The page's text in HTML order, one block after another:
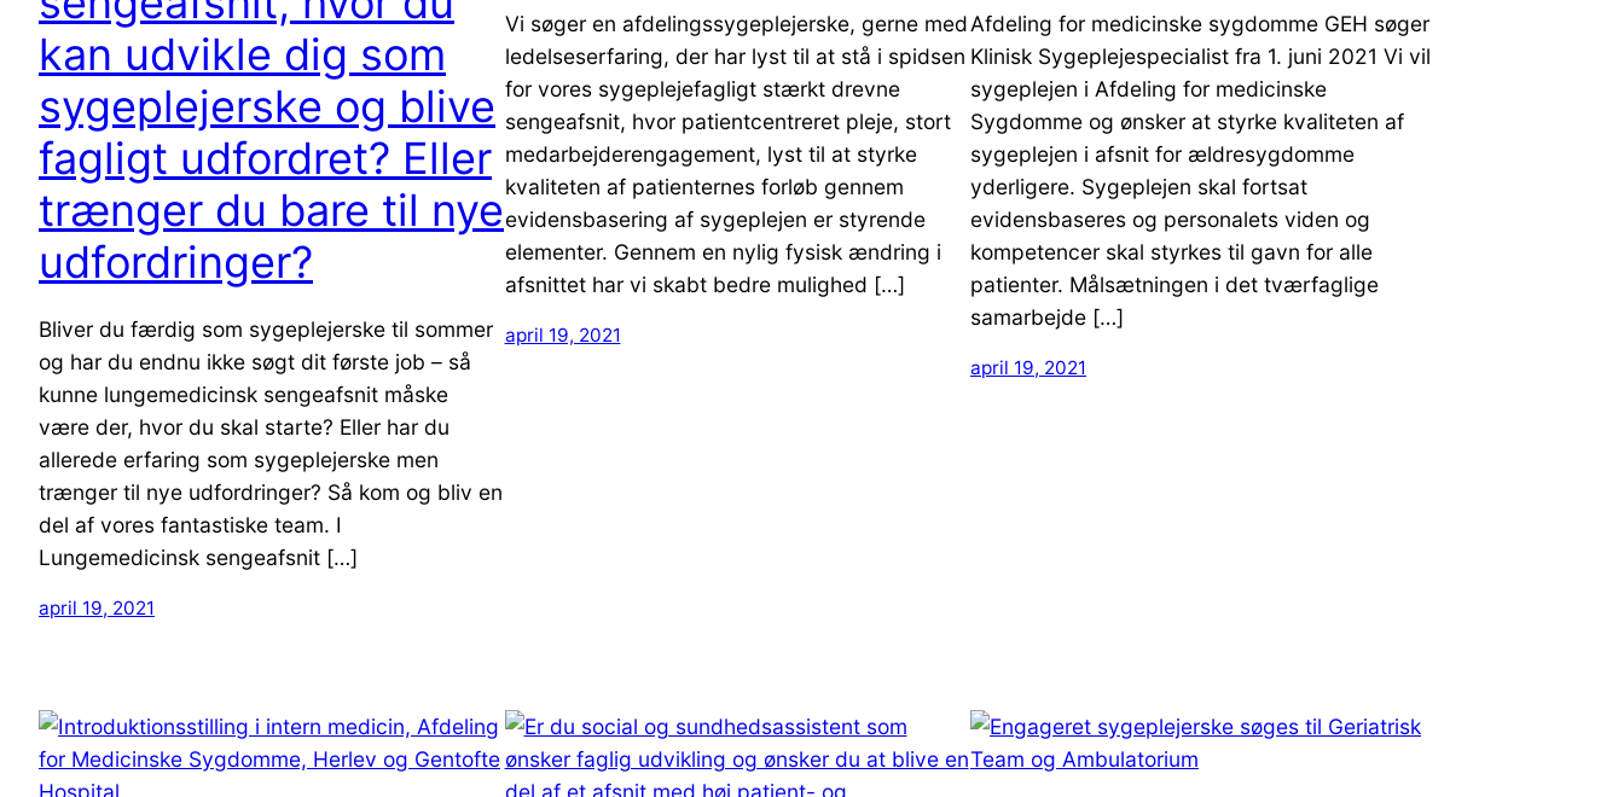
kan udvikle dig som
sygeplejerske og blive
fagligt udfordret? Eller
trænger du bare til nye
udfordringer?
Bliver du færdig som sygeplejerske til sommer
og har du endnu ikke søgt dit første job – så
kunne lungemedicinsk sengeafsnit måske
være der, hvor du skal starte? Eller har du
allerede erfaring som sygeplejerske men
trænger til nye udfordringer? Så kom og bliv en
del af vores fantastiske team. I
Lungemedicinsk sengeafsnit […]
april 19, 2021
Vi søger en afdelingssygeplejerske, gerne med
ledelseserfaring, der har lyst til at stå i spidsen
for vores sygeplejefagligt stærkt drevne
sengeafsnit, hvor patientcentreret pleje, stort
medarbejderengagement, lyst til at styrke
kvaliteten af patienternes forløb gennem
evidensbasering af sygeplejen er styrende
elementer. Gennem en nylig fysisk ændring i
afsnittet har vi skabt bedre mulighed […]
april 19, 2021
Afdeling for medicinske sygdomme GEH søger
Klinisk Sygeplejespecialist fra 1. juni 2021 Vi vil
sygeplejen i Afdeling for medicinske
Sygdomme og ønsker at styrke kvaliteten af
sygeplejen i afsnit for ældresygdomme
yderligere. Sygeplejen skal fortsat
evidensbaseres og personalets viden og
kompetencer skal styrkes til gavn for alle
patienter. Målsætningen i det tværfaglige
samarbejde […]
april 19, 2021